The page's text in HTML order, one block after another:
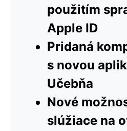
použitím
Apple ID
Pridaná
s novou
Učebňa
Nové
slúžiace na